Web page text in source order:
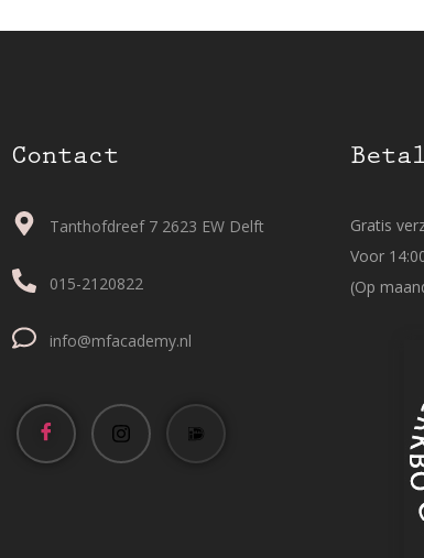
Contact
Tanthofdreef 7 2623 EW Delft
015-2120822
info@mfacademy.nl
Gratis
Voor
(Op